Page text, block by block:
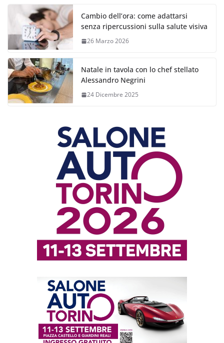
Cambio dell’ora: come adattarsi
senza ripercussioni sulla salute visiva
26 Marzo 2026
Natale in tavola con lo chef stellato
Alessandro Negrini
24 Dicembre 2025